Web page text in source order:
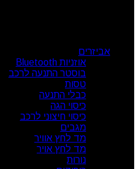
אביזרים
אוזניות Bluetooth
בוסטר התנעה לרכב
טסות
כבלי התנעה
כיסוי הגה
כיסוי חיצוני לרכב
מגבים
מד לחץ אוויר
מד לחץ אויר
נורות